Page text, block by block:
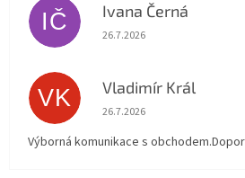
IČ Ivana Černá
Hodnocení obchodu je 5 z
26.7.2026
VK Vladimír Král
Hodnocení obchodu je 5 z
26.7.2026
Výborná komunikace s